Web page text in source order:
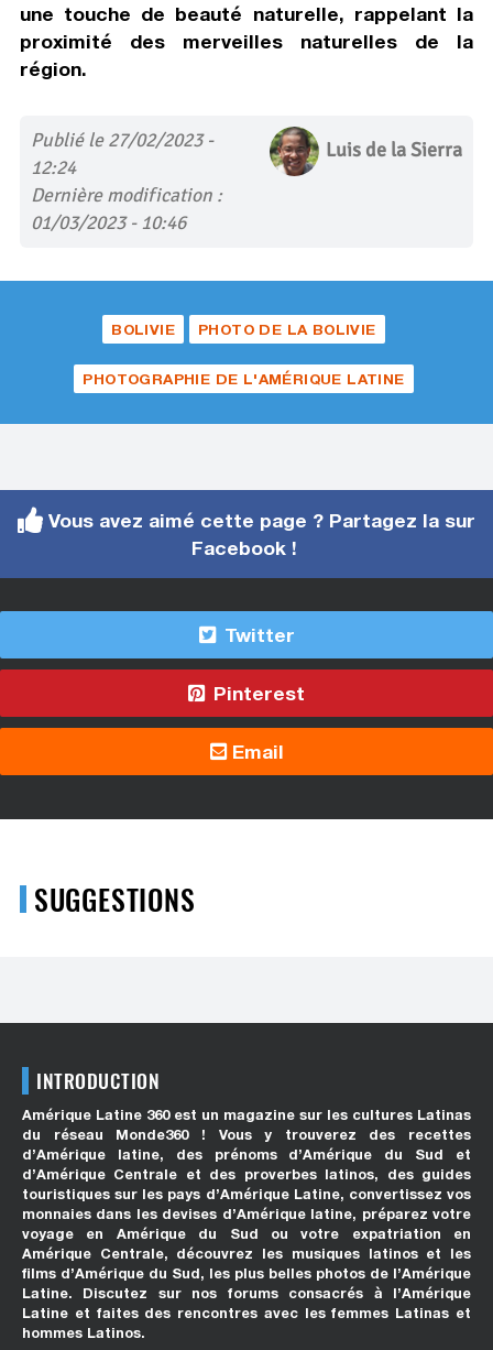
une touche de beauté naturelle, rappelant la
proximité des merveilles naturelles de la
région.
Publié le 27/02/2023 -
12:24
Dernière modification :
01/03/2023 - 10:46
Luis de la Sierra
BOLIVIE PHOTO DE LA BOLIVIE
PHOTOGRAPHIE DE L'AMÉRIQUE LATINE
Vous avez aimé cette page ? Partagez la sur
Facebook !
Twitter
Pinterest
Email
SUGGESTIONS
INTRODUCTION
Amérique Latine 360 est un magazine sur les cultures Latinas
du réseau Monde360 ! Vous y trouverez des recettes
d’Amérique latine, des prénoms d’Amérique du Sud et
d’Amérique Centrale et des proverbes latinos, des guides
touristiques sur les pays d’Amérique Latine, convertissez vos
monnaies dans les devises d’Amérique latine, préparez votre
voyage en Amérique du Sud ou votre expatriation en
Amérique Centrale, découvrez les musiques latinos et les
films d’Amérique du Sud, les plus belles photos de l’Amérique
Latine. Discutez sur nos forums consacrés à l’Amérique
Latine et faites des rencontres avec les femmes Latinas et
hommes Latinos.